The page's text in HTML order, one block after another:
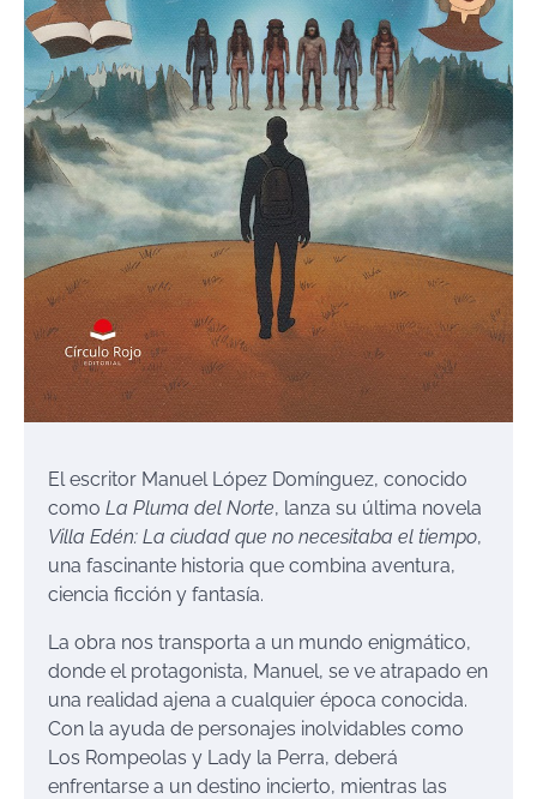
El escritor Manuel López Domínguez, conocido
como La Pluma del Norte, lanza su última novela
Villa Edén: La ciudad que no necesitaba el tiempo,
una fascinante historia que combina aventura,
ciencia ficción y fantasía.
La obra nos transporta a un mundo enigmático,
donde el protagonista, Manuel, se ve atrapado en
una realidad ajena a cualquier época conocida.
Con la ayuda de personajes inolvidables como
Los Rompeolas y Lady la Perra, deberá
enfrentarse a un destino incierto, mientras las